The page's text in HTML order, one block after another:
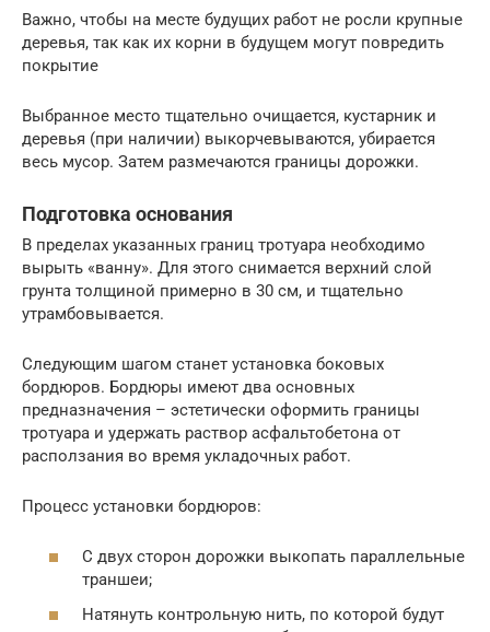
Важно, чтобы на месте будущих работ не росли крупные
деревья, так как их корни в будущем могут повредить
покрытие
Выбранное место тщательно очищается, кустарник и
деревья (при наличии) выкорчевываются, убирается
весь мусор. Затем размечаются границы дорожки.
Подготовка основания
В пределах указанных границ тротуара необходимо
вырыть «ванну». Для этого снимается верхний слой
грунта толщиной примерно в 30 см, и тщательно
утрамбовывается.
Следующим шагом станет установка боковых
бордюров. Бордюры имеют два основных
предназначения – эстетически оформить границы
тротуара и удержать раствор асфальтобетона от
расползания во время укладочных работ.
Процесс установки бордюров:
С двух сторон дорожки выкопать параллельные
траншеи;
Натянуть контрольную нить, по которой будут